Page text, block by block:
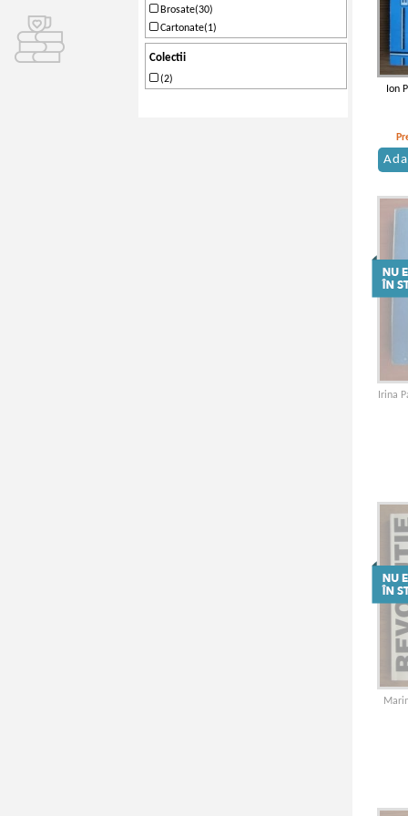
Brosate(30)
Cartonate(1)
Colectii
(2)
Ion
Irina